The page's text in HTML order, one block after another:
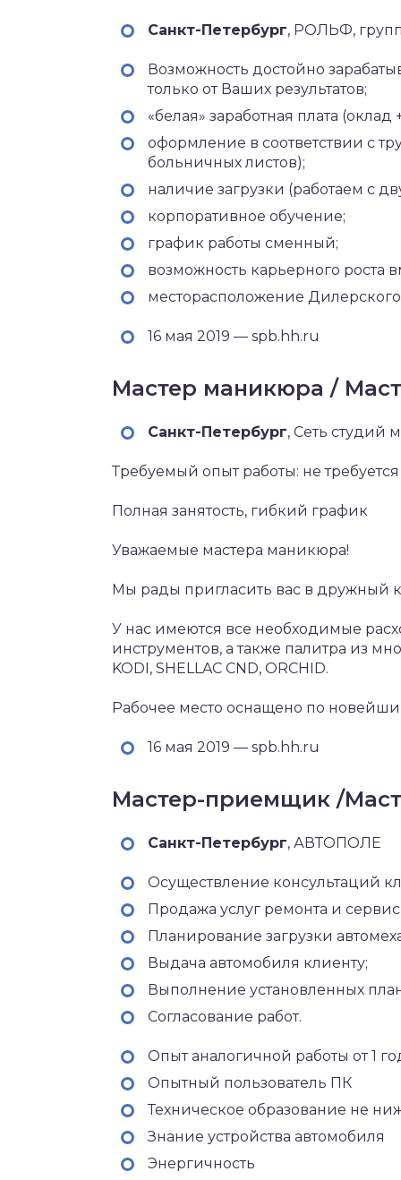
Санкт-Петербург‎, РОЛЬФ,
Возможность достойно
только от Ваших результатов;
«белая» заработная плата
оформление в соответствии с
больничных листов);
наличие загрузки (работаем с
корпоративное обучение;
график работы сменный;
возможность карьерного роста
месторасположение
16 мая 2019 — spb.hh.ru
Мастер маникюра /
Санкт-Петербург‎, Сеть
Требуемый опыт работы: не требуется
Полная занятость, гибкий график
Уважаемые мастера маникюра!
Мы рады пригласить вас в дружный
У нас имеются все необходимые
инструментов, а также палитра из
KODI, SHELLAC CND, ORCHID.
Рабочее место оснащено по
16 мая 2019 — spb.hh.ru
Мастер-приемщик /
Санкт-Петербург‎, АВТОПОЛЕ
Осуществление консультаций
Продажа услуг ремонта и
Планирование загрузки
Выдача автомобиля клиенту;
Выполнение установленных
Согласование работ.
Опыт аналогичной работы от 1
Опытный пользователь ПК
Техническое образование не
Знание устройства автомобиля
Энергичность